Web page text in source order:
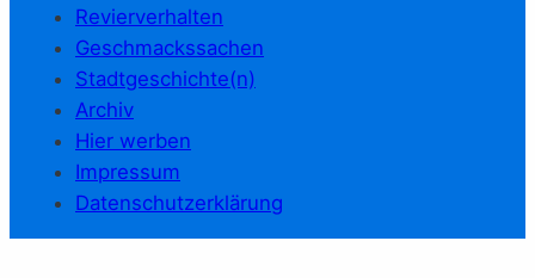
Revierverhalten
Geschmackssachen
Stadtgeschichte(n)
Archiv
Hier werben
Impressum
Datenschutzerklärung